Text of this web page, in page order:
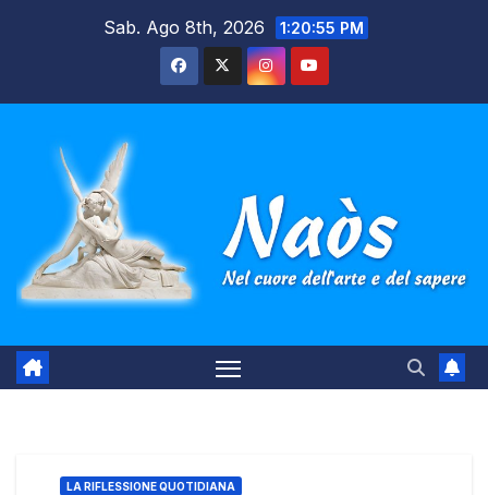
Sab. Ago 8th, 2026 1:20:56 PM
LA RIFLESSIONE QUOTIDIANA